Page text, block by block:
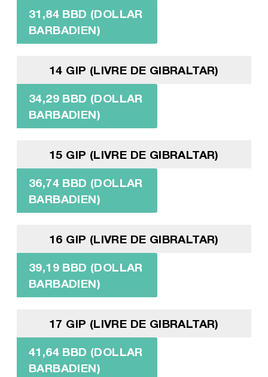
31,84 BBD (DOLLAR
BARBADIEN)
14 GIP (LIVRE DE GIBRALTAR)
34,29 BBD (DOLLAR
BARBADIEN)
15 GIP (LIVRE DE GIBRALTAR)
36,74 BBD (DOLLAR
BARBADIEN)
16 GIP (LIVRE DE GIBRALTAR)
39,19 BBD (DOLLAR
BARBADIEN)
17 GIP (LIVRE DE GIBRALTAR)
41,64 BBD (DOLLAR
BARBADIEN)